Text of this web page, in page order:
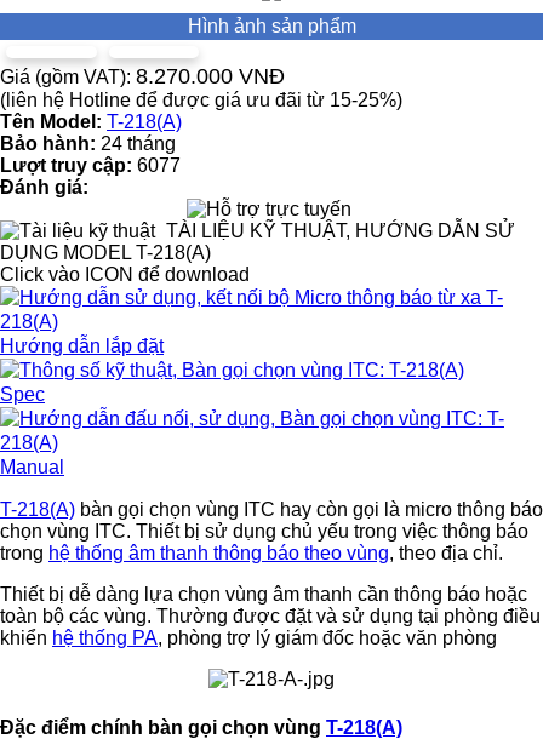
Hình ảnh sản phẩm
Giá (gồm VAT): 8.270.000 VNĐ
(liên hệ Hotline để được giá ưu đãi từ 15-25%)
Tên Model: T-218(A)
Bảo hành: 24 tháng
Lượt truy cập: 6077
Đánh giá:
TÀI LIỆU KỸ THUẬT, HƯỚNG DẪN SỬ
DỤNG MODEL T-218(A)
Click vào ICON để download
Hướng dẫn lắp đặt
Spec
Manual
T-218(A) bàn gọi chọn vùng ITC hay còn gọi là micro thông báo
chọn vùng ITC. Thiết bị sử dụng chủ yếu trong việc thông báo
trong hệ thống âm thanh thông báo theo vùng, theo địa chỉ.
Thiết bị dễ dàng lựa chọn vùng âm thanh cần thông báo hoặc
toàn bộ các vùng. Thường được đặt và sử dụng tại phòng điều
khiển hệ thống PA, phòng trợ lý giám đốc hoặc văn phòng
Đặc điểm chính bàn gọi chọn vùng T-218(A)